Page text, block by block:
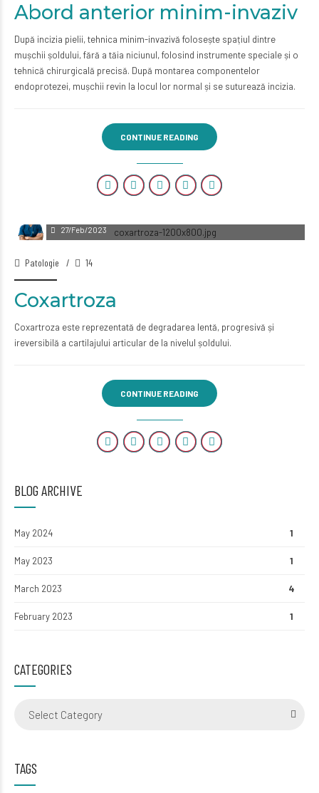
Abord anterior minim-invaziv
După incizia pielii, tehnica minim-invazivă folosește spațiul dintre
mușchii șoldului, fără a tăia niciunul, folosind instrumente speciale și o
tehnică chirurgicală precisă. După montarea componentelor
endoprotezei, mușchii revin la locul lor normal și se suturează incizia.
CONTINUE READING
27/Feb/2023
Patologie 14
Coxartroza
Coxartroza este reprezentată de degradarea lentă, progresivă și
ireversibilă a cartilajului articular de la nivelul șoldului.
CONTINUE READING
BLOG ARCHIVE
May 2024 1
May 2023 1
March 2023 4
February 2023 1
CATEGORIES
Select Category
TAGS